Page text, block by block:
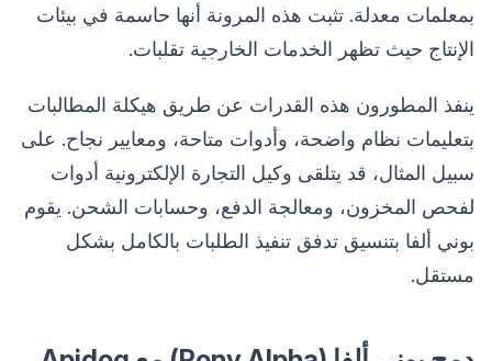
بمعلمات معدلة. تثبت هذه المرونة أنها حاسمة في بيئات
الإنتاج حيث تظهر الخدمات الخارجية تقلبات.
ينفذ المطورون هذه القدرات عن طريق هيكلة المطالبات
بتعليمات نظام واضحة، وأدوات متاحة، ومعايير نجاح. على
سبيل المثال، قد يتلقى وكيل التجارة الإلكترونية أدوات
لفحص المخزون، ومعالجة الدفع، وحسابات الشحن. يقوم
بوني ألفا بتنسيق تدفق تنفيذ الطلبات بالكامل بشكل
مستقل.